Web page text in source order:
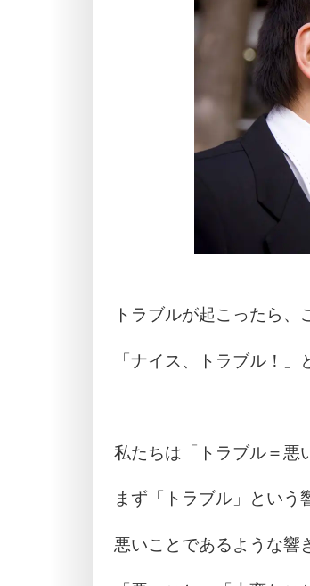
トラブルが起こったら、
「ナイス、トラブル！」
私たちは「トラブル＝悪
まず「トラブル」という
悪いことであるような響